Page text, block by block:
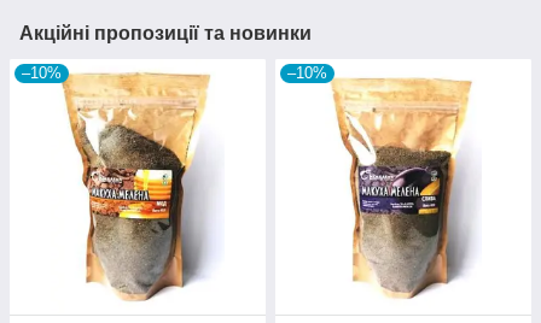
Акційні пропозиції та новинки
–10% –10%